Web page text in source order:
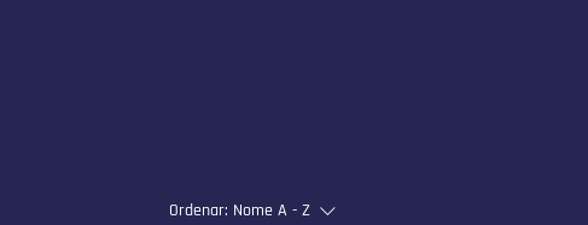
Ordenar: Nome A - Z